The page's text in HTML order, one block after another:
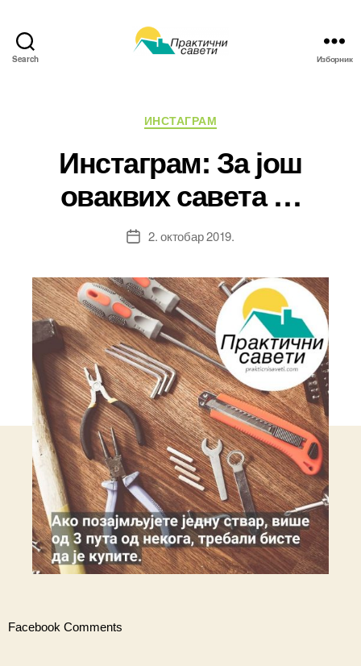
Search Изборник
Категорије
ИНСТАГРАМ
Инстаграм: За још
оваквих савета …
Датум2. октобар 2019.
Facebook Comments